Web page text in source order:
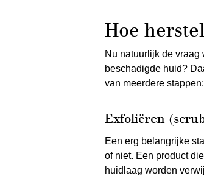
Hoe
Nu natuurlijk de
beschadigde huid?
van meerdere stappen:
Exfoliëren
Een erg belangrijke
of niet. Een product
huidlaag worden